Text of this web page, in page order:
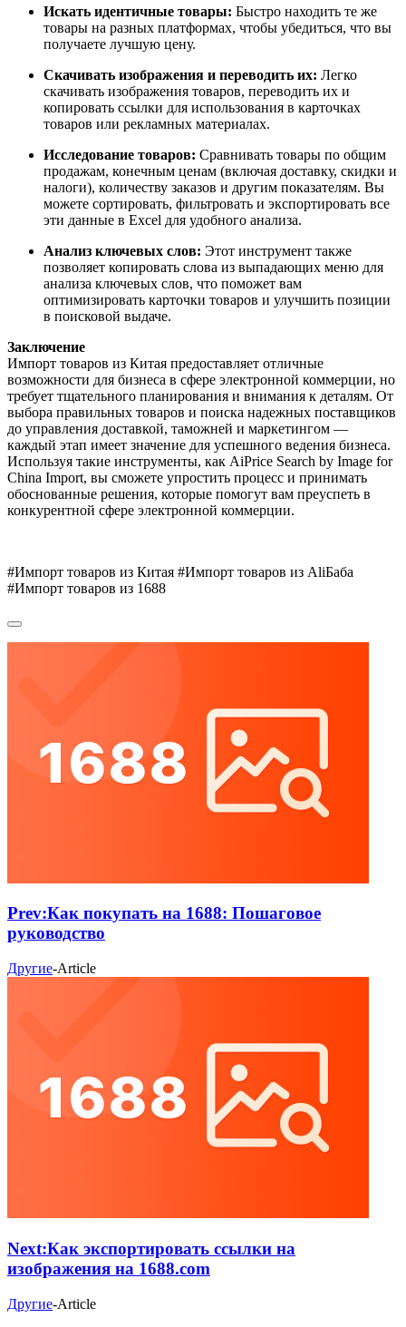
Искать идентичные товары: Быстро находить те же
товары на разных платформах, чтобы убедиться, что вы
получаете лучшую цену.
Скачивать изображения и переводить их: Легко
скачивать изображения товаров, переводить их и
копировать ссылки для использования в карточках
товаров или рекламных материалах.
Исследование товаров: Сравнивать товары по общим
продажам, конечным ценам (включая доставку, скидки и
налоги), количеству заказов и другим показателям. Вы
можете сортировать, фильтровать и экспортировать все
эти данные в Excel для удобного анализа.
Анализ ключевых слов: Этот инструмент также
позволяет копировать слова из выпадающих меню для
анализа ключевых слов, что поможет вам
оптимизировать карточки товаров и улучшить позиции
в поисковой выдаче.
Заключение
Импорт товаров из Китая предоставляет отличные
возможности для бизнеса в сфере электронной коммерции, но
требует тщательного планирования и внимания к деталям. От
выбора правильных товаров и поиска надежных поставщиков
до управления доставкой, таможней и маркетингом —
каждый этап имеет значение для успешного ведения бизнеса.
Используя такие инструменты, как AiPrice Search by Image for
China Import, вы сможете упростить процесс и принимать
обоснованные решения, которые помогут вам преуспеть в
конкурентной сфере электронной коммерции.
#Импорт товаров из Китая #Импорт товаров из AliБаба
#Импорт товаров из 1688
Prev:Как покупать на 1688: Пошаговое
руководство
Другие-Article
Next:Как экспортировать ссылки на
изображения на 1688.com
Другие-Article